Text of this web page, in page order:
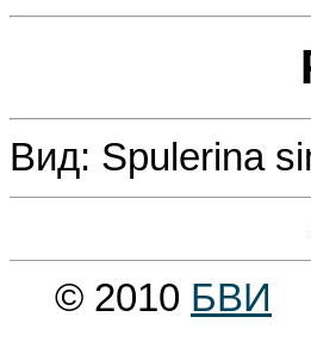
Вид: Spulerina
© 2010 БВИ